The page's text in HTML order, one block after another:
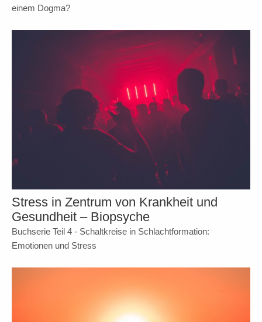
einem Dogma?
Stress in Zentrum von Krankheit und
Gesundheit – Biopsyche
Buchserie Teil 4 - Schaltkreise in Schlachtformation:
Emotionen und Stress